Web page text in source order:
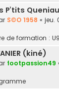
P’tits
S©O 1958 « jeu.
de formation :
(kiné)
footpassion49